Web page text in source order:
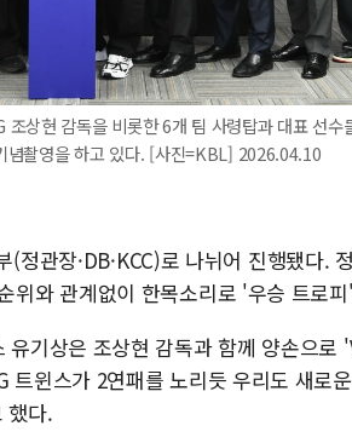
조상현 감독을 비롯한 6개 팀 사령탑과 대표 선
념촬영을 하고 있다. [사진=KBL] 2026.04.10
(정관장·DB·KCC)로 나뉘어 진행됐다.
위와 관계없이 한목소리로 '우승 트로
기상은 조상현 감독과 함께 양손으로
윈스가 2연패를 노리듯 우리도 새로
했다.